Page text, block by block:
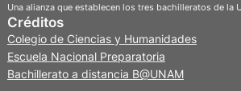
Una alianza que establecen los tres bachilleratos de la
Créditos
Colegio de Ciencias y Humanidades
Escuela Nacional Preparatoria
Bachillerato a distancia B@UNAM